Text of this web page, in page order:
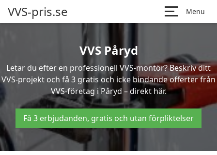
VVS-pris.se Menu
VVS Påryd
Letar du efter en professionell VVS-montör? Beskriv ditt
VVS-projekt och få 3 gratis och icke bindande offerter från
VVS-företag i Påryd – direkt här.
Få 3 erbjudanden, gratis och utan förpliktelser